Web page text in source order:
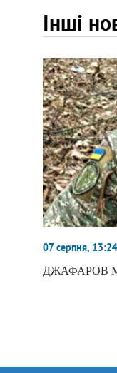
Інші
07 серпня, 13:24
ДЖАФАРОВ